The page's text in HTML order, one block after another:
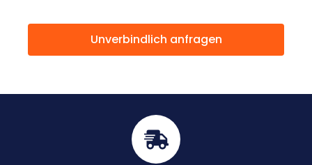
Unverbindlich anfragen